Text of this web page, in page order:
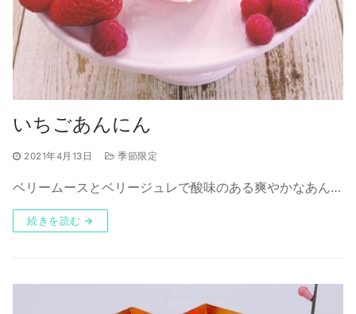
いちごあんにん
2021年4月13日 季節限定
ベリームースとベリージュレで酸味のある爽やかなあん…
続きを読む →